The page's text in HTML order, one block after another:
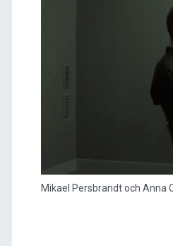
Mikael Persbrandt och Anna